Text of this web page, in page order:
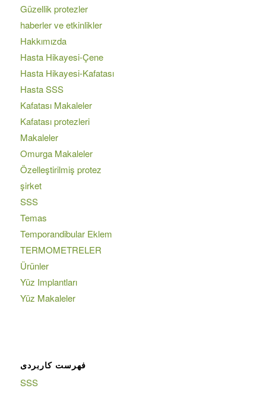
Güzellik protezler
haberler ve etkinlikler
Hakkımızda
Hasta Hikayesi-Çene
Hasta Hikayesi-Kafatası
Hasta SSS
Kafatası Makaleler
Kafatası protezleri
Makaleler
Omurga Makaleler
Özelleştirilmiş protez
şirket
SSS
Temas
Temporandibular Eklem
TERMOMETRELER
Ürünler
Yüz Implantları
Yüz Makaleler
فهرست کاربردی
SSS